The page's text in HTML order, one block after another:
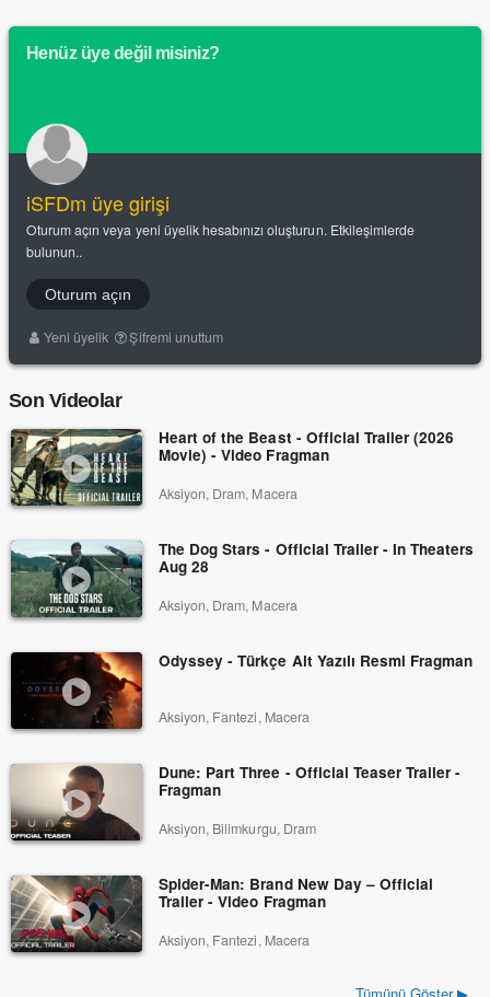
Henüz üye değil misiniz?
iSFDm üye girişi
Oturum açın veya yeni üyelik hesabınızı oluşturun. Etkileşimlerde
bulunun..
Oturum açın
Yeni üyelik Şifremi unuttum
Son Videolar
Heart of the Beast - Official Trailer (2026
Movie) - Video Fragman
Aksiyon, Dram, Macera
The Dog Stars - Official Trailer - In Theaters
Aug 28
Aksiyon, Dram, Macera
Odyssey - Türkçe Alt Yazılı Resmi Fragman
Aksiyon, Fantezi, Macera
Dune: Part Three - Official Teaser Trailer -
Fragman
Aksiyon, Bilimkurgu, Dram
Spider-Man: Brand New Day – Official
Trailer - Video Fragman
Aksiyon, Fantezi, Macera